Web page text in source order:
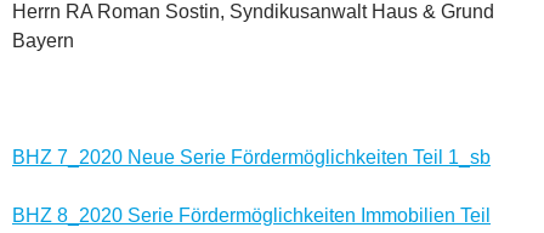
Herrn RA Roman Sostin, Syndikusanwalt Haus & Grund
Bayern
BHZ 7_2020 Neue Serie Fördermöglichkeiten Teil 1_sb
BHZ 8_2020 Serie Fördermöglichkeiten Immobilien Teil